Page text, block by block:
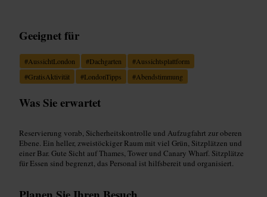
Geeignet für
#AussichtLondon #Dachgarten #Aussichtsplattform
#GratisAktivität #LondonTipps #Abendstimmung
Was Sie erwartet
Reservierung vorab, Sicherheitskontrolle und Aufzugfahrt zur oberen
Ebene. Ein heller, zweistöckiger Raum mit viel Grün, Sitzplätzen und
einer Bar. Gute Sicht auf Thames, Tower und Canary Wharf. Sitzplätze
für Essen sind begrenzt, das Personal ist hilfsbereit und organisiert.